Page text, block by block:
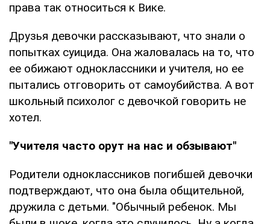
права так относиться к Вике.
Друзья девочки рассказывают, что знали о
попытках суицида. Она жаловалась на то, что
ее обижают одноклассники и учителя, но ее
пытались отговорить от самоубийства. А вот
школьный психолог с девочкой говорить не
хотел.
"Учителя часто орут на нас и обзывают"
Родители одноклассников погибшей девочки
подтверждают, что она была общительной,
дружила с детьми. "Обычный ребенок. Мы